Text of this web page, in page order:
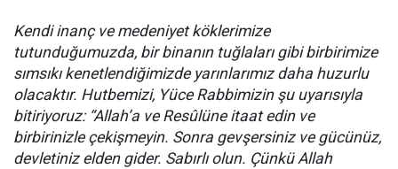
Kendi inanç ve medeniyet köklerimize
tutunduğumuzda, bir binanın tuğlaları gibi birbirimize
sımsıkı kenetlendiğimizde yarınlarımız daha huzurlu
olacaktır. Hutbemizi, Yüce Rabbimizin şu uyarısıyla
bitiriyoruz: “Allah’a ve Resûlüne itaat edin ve
birbirinizle çekişmeyin. Sonra gevşersiniz ve gücünüz,
devletiniz elden gider. Sabırlı olun. Çünkü Allah